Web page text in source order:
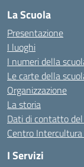
La Scuola
Presentazione
I luoghi
I numeri della
Le carte della
Organizzazione
La storia
Dati di contatto
Centro Intercultura
I Servizi